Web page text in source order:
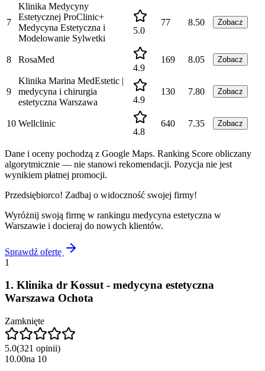
7
Klinika Medycyny
Estetycznej ProClinic+
Medycyna Estetyczna i
Modelowanie Sylwetki
5.0
77 8.50 Zobacz
8
RosaMed
4.9
169 8.05 Zobacz
9
Klinika Marina MedEstetic |
medycyna i chirurgia
estetyczna Warszawa
4.9
130 7.80 Zobacz
10 Wellclinic
4.8
640 7.35 Zobacz
Dane i oceny pochodzą z Google Maps. Ranking Score obliczany
algorytmicznie — nie stanowi rekomendacji. Pozycja nie jest
wynikiem płatnej promocji.
Przedsiębiorco! Zadbaj o widoczność swojej firmy!
Wyróżnij swoją firmę w rankingu medycyna estetyczna w
Warszawie i docieraj do nowych klientów.
Sprawdź ofertę
1
1. Klinika dr Kossut - medycyna estetyczna
Warszawa Ochota
Zamknięte
5.0(321 opinii)
10.00na 10